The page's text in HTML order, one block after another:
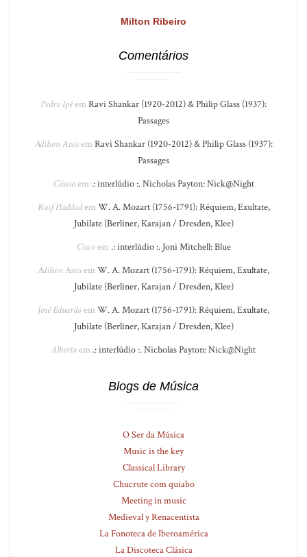
Milton Ribeiro
Comentários
Pedro Ipêem Ravi Shankar (1920-2012) & Philip Glass (1937):
Passages
Adilson Assisem Ravi Shankar (1920-2012) & Philip Glass (1937):
Passages
Cássioem .: interlúdio :. Nicholas Payton: Nick@Night
Raif Haddadem W. A. Mozart (1756-1791): Réquiem, Exultate,
Jubilate (Berliner, Karajan / Dresden, Klee)
Ciscoem .: interlúdio :. Joni Mitchell: Blue
Adilson Assisem W. A. Mozart (1756-1791): Réquiem, Exultate,
Jubilate (Berliner, Karajan / Dresden, Klee)
José Eduardoem W. A. Mozart (1756-1791): Réquiem, Exultate,
Jubilate (Berliner, Karajan / Dresden, Klee)
Albertoem .: interlúdio :. Nicholas Payton: Nick@Night
Blogs de Música
O Ser da Música
Music is the key
Classical Library
Chucrute com quiabo
Meeting in music
Medieval y Renacentista
La Fonoteca de Iberoamérica
La Discoteca Clásica